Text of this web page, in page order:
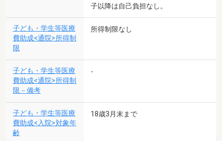
子以降は自己負担なし。
子ども・学生等医療
費助成<通院>所得制
限
所得制限なし
子ども・学生等医療
費助成<通院>所得制
限－備考
-
子ども・学生等医療
費助成<入院>対象年
齢
18歳3月末まで